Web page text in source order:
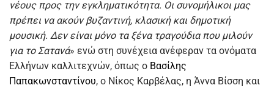
νέους προς την εγκληματικότητα. Οι συνομήλικοι μας
πρέπει να ακούν βυζαντινή, κλασική και δημοτική
μουσική. Δεν είναι μόνο τα ξένα τραγούδια που μιλούν
για το Σατανά» ενώ στη συνέχεια ανέφεραν τα ονόματα
Ελλήνων καλλιτεχνών, όπως ο Βασίλης
Παπακωνσταντίνου, ο Νίκος Καρβέλας, η Άννα Βίσση και